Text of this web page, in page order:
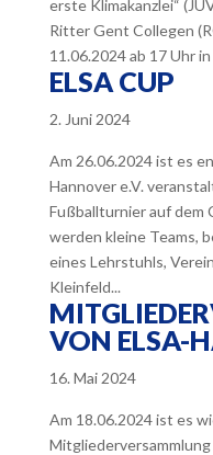
erste Klimakanzlei“
Ritter Gent Collegen
11.06.2024 ab 17 Uhr
ELSA CUP
2. Juni 2024
Am 26.06.2024 ist es
Hannover e.V.
Fußballturnier auf dem
werden kleine Teams,
eines Lehrstuhls,
Kleinfeld...
VON ELSA-
16. Mai 2024
Am 18.06.2024 ist es